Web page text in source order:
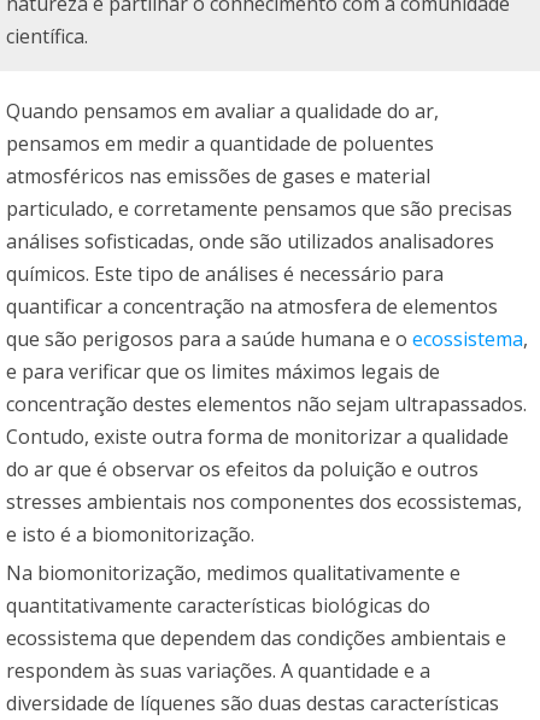
científica.
Quando pensamos em avaliar a qualidade do ar,
pensamos em medir a quantidade de poluentes
atmosféricos nas emissões de gases e material
particulado, e corretamente pensamos que são precisas
análises sofisticadas, onde são utilizados analisadores
químicos. Este tipo de análises é necessário para
quantificar a concentração na atmosfera de elementos
que são perigosos para a saúde humana e o ecossistema,
e para verificar que os limites máximos legais de
concentração destes elementos não sejam ultrapassados.
Contudo, existe outra forma de monitorizar a qualidade
do ar que é observar os efeitos da poluição e outros
stresses ambientais nos componentes dos ecossistemas,
e isto é a biomonitorização.
Na biomonitorização, medimos qualitativamente e
quantitativamente características biológicas do
ecossistema que dependem das condições ambientais e
respondem às suas variações. A quantidade e a
diversidade de líquenes são duas destas características